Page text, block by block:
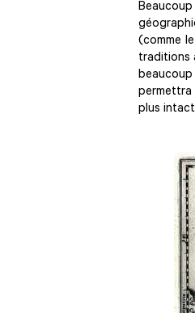
(comme
traditions
plus